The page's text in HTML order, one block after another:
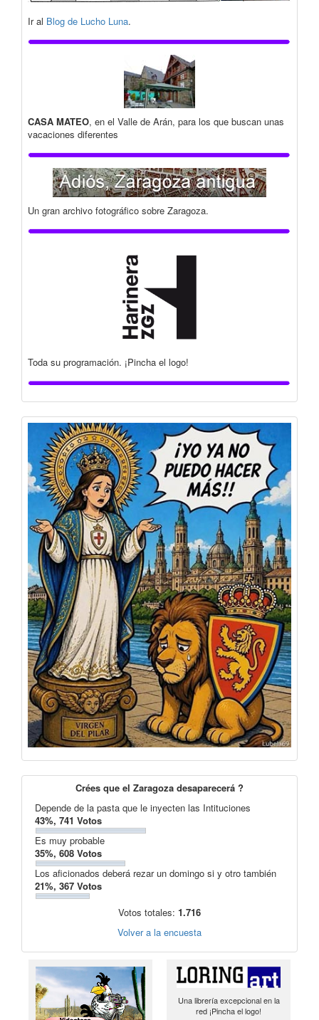
Ir al Blog de Lucho Luna.
CASA MATEO, en el Valle de Arán, para los que buscan unas
vacaciones diferentes
Un gran archivo fotográfico sobre Zaragoza.
Toda su programación. ¡Pincha el logo!
Crées que el Zaragoza desaparecerá ?
Depende de la pasta que le inyecten las Intituciones
43%, 741 Votos
Es muy probable
35%, 608 Votos
Los aficionados deberá rezar un domingo si y otro también
21%, 367 Votos
Votos totales: 1.716
Volver a la encuesta
Una librería excepcional en la
red ¡Pincha el logo!